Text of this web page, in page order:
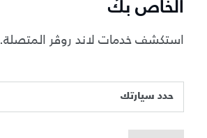
الخاص بك
استكشف خدمات لاند روڤر المتصلة.
حدد سيارتك